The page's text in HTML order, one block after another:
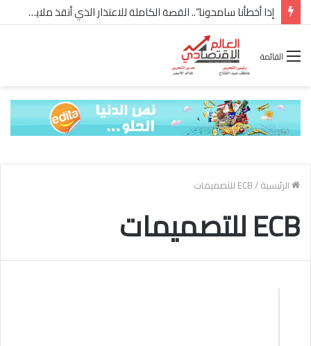
إذا أخطأنا سامحونا”.. القصة الكاملة للاعتذار الذي أنقذ ملايين “إعمار” في الساحل الشمالي
القائمة
الرئيسية/ECB للتصميمات
ECB للتصميمات